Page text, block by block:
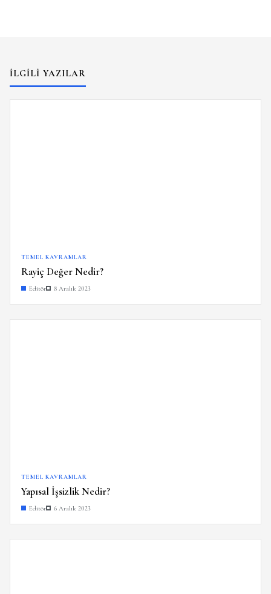
İLGILI YAZILAR
TEMEL KAVRAMLAR
Rayiç Değer Nedir?
Editör 8 Aralık 2023
TEMEL KAVRAMLAR
Yapısal İşsizlik Nedir?
Editör 6 Aralık 2023